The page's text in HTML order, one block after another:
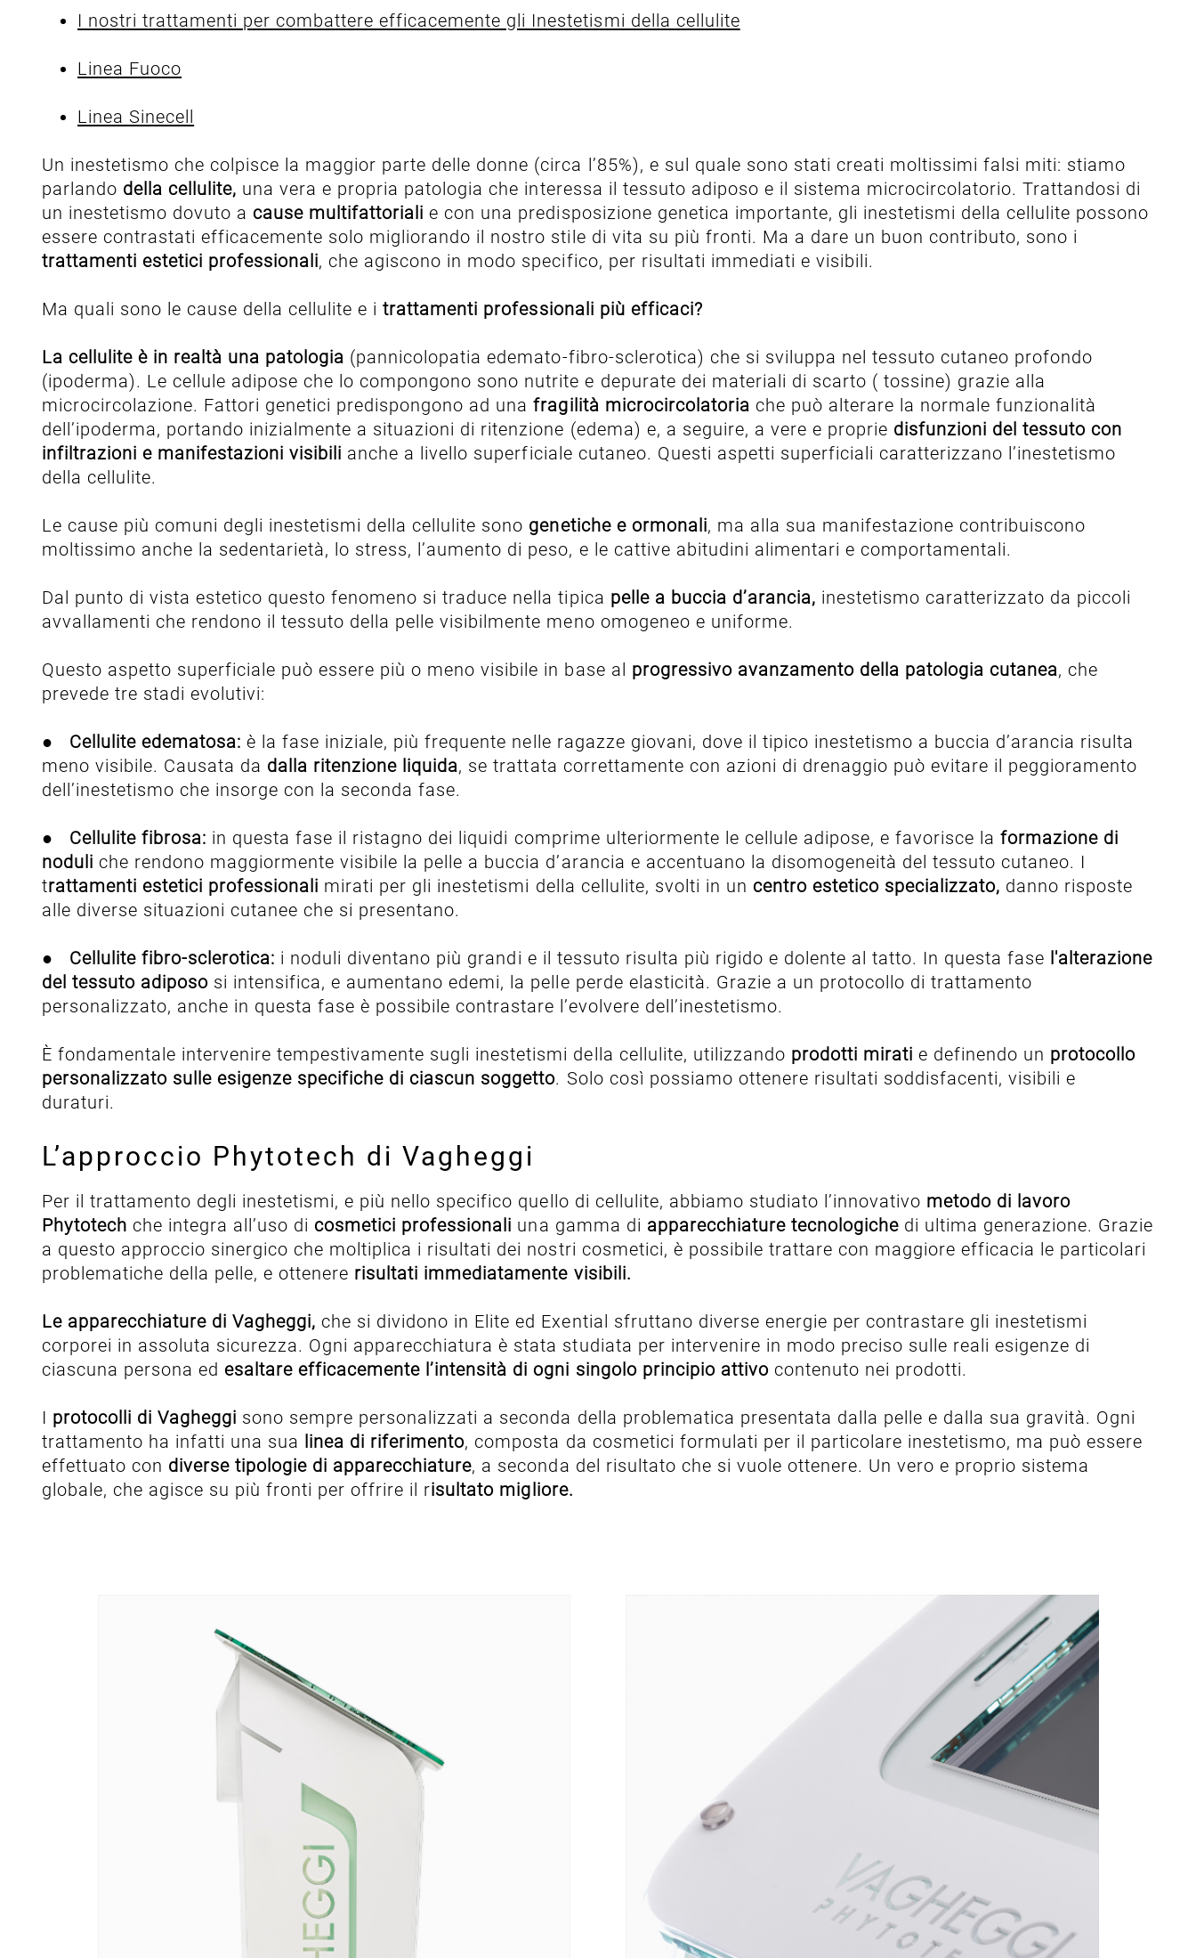
I nostri trattamenti per combattere efficacemente gli Inestetismi della cellulite
Linea Fuoco
Linea Sinecell
Un inestetismo che colpisce la maggior parte delle donne (circa l’85%), e sul quale sono stati creati moltissimi falsi miti: stiamo
parlando della cellulite, una vera e propria patologia che interessa il tessuto adiposo e il sistema microcircolatorio. Trattandosi di
un inestetismo dovuto a cause multifattoriali e con una predisposizione genetica importante, gli inestetismi della cellulite possono
essere contrastati efficacemente solo migliorando il nostro stile di vita su più fronti. Ma a dare un buon contributo, sono i
trattamenti estetici professionali, che agiscono in modo specifico, per risultati immediati e visibili.
Ma quali sono le cause della cellulite e itrattamenti professionali più efficaci?
La cellulite è in realtà una patologia (pannicolopatia edemato-fibro-sclerotica) che si sviluppa nel tessuto cutaneo profondo
(ipoderma). Le cellule adipose che lo compongono sono nutrite e depurate dei materiali di scarto ( tossine) grazie alla
microcircolazione. Fattori genetici predispongono ad unafragilità microcircolatoria che può alterare la normale funzionalità
dell’ipoderma, portando inizialmente a situazioni di ritenzione (edema) e, a seguire, a vere e proprie disfunzioni del tessuto con
infiltrazioni e manifestazioni visibili anche a livello superficiale cutaneo. Questi aspetti superficiali caratterizzano l’inestetismo
della cellulite.
Le cause più comuni degli inestetismi della cellulite sono genetiche e ormonali, ma alla sua manifestazione contribuiscono
moltissimo anche la sedentarietà, lo stress, l’aumento di peso, e le cattive abitudini alimentari e comportamentali.
Dal punto di vista estetico questo fenomeno si traduce nella tipica pelle a buccia d’arancia, inestetismo caratterizzato da piccoli
avvallamenti che rendono il tessuto della pelle visibilmente meno omogeneo e uniforme.
Questo aspetto superficiale può essere più o meno visibile in base al progressivo avanzamento della patologia cutanea, che
prevede tre stadi evolutivi:
● Cellulite edematosa:è la fase iniziale, più frequente nelle ragazze giovani, dove il tipico inestetismo a buccia d’arancia risulta
meno visibile. Causata da dalla ritenzione liquida, se trattata correttamente con azioni di drenaggio può evitare il peggioramento
dell’inestetismo che insorge con la seconda fase.
● Cellulite fibrosa: in questa fase il ristagno dei liquidi comprime ulteriormente le cellule adipose, e favorisce la formazione di
noduli che rendono maggiormente visibile la pelle a buccia d’arancia e accentuano la disomogeneità del tessuto cutaneo. I
trattamenti estetici professionali mirati per gli inestetismi della cellulite, svolti in un centro estetico specializzato, danno risposte
alle diverse situazioni cutanee che si presentano.
● Cellulite fibro-sclerotica: i noduli diventano più grandi e il tessuto risulta più rigido e dolente al tatto. In questa fase l'alterazione
del tessuto adiposo si intensifica, e aumentano edemi, la pelle perde elasticità. Grazie a un protocollo di trattamento
personalizzato, anche in questa fase è possibile contrastare l’evolvere dell’inestetismo.
È fondamentale intervenire tempestivamente sugli inestetismi della cellulite, utilizzando prodotti mirati e definendo un protocollo
personalizzato sulle esigenze specifiche di ciascun soggetto. Solo così possiamo ottenere risultati soddisfacenti, visibili e
duraturi.
L’approccio Phytotech di Vagheggi
Per il trattamento degli inestetismi, e più nello specifico quello di cellulite, abbiamo studiato l’innovativo metodo di lavoro
Phytotech che integra all’uso di cosmetici professionali una gamma di apparecchiature tecnologichedi ultima generazione. Grazie
a questo approccio sinergico che moltiplica i risultati dei nostri cosmetici, è possibile trattare con maggiore efficacia le particolari
problematiche della pelle, e ottenere risultati immediatamente visibili.
Le apparecchiature di Vagheggi, che si dividono in Elite ed Exential sfruttano diverse energie per contrastare gli inestetismi
corporei in assoluta sicurezza. Ogni apparecchiatura è stata studiata per intervenire in modo preciso sulle reali esigenze di
ciascuna persona edesaltare efficacemente l’intensità di ogni singolo principio attivo contenuto nei prodotti.
I protocolli di Vagheggi sono sempre personalizzati a seconda della problematica presentata dalla pelle e dalla sua gravità. Ogni
trattamento ha infatti una sua linea di riferimento, composta da cosmetici formulati per il particolare inestetismo, ma può essere
effettuato con diverse tipologie di apparecchiature, a seconda del risultato che si vuole ottenere. Un vero e proprio sistema
globale, che agisce su più fronti per offrire il risultato migliore.